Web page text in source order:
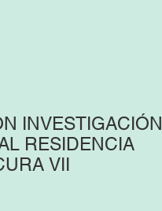
INVESTIGACIÓN
RESIDENCIA
VII